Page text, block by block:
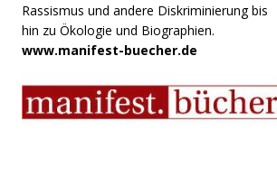
Rassismus und andere Diskriminierung bis
hin zu Ökologie und Biographien.
www.manifest-buecher.de